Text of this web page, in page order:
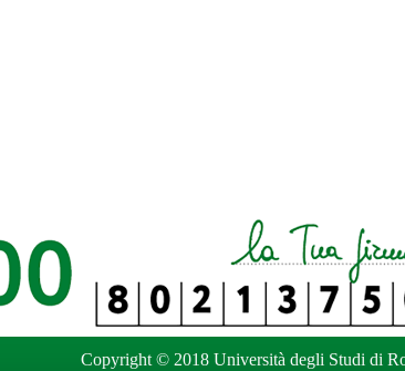
Copyright © 2018 Università degli Studi di